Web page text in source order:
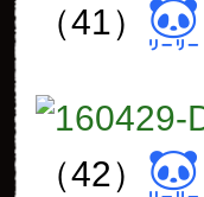
（41）
（42）